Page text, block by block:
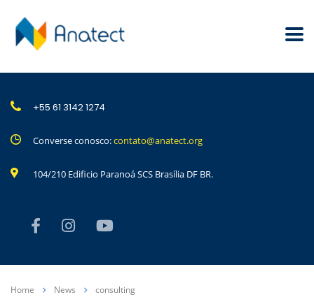
+55 61 3142 1274
Converse conosco:contato@anatect.org
104/210 Edificio Paranoá SCS Brasília DF BR.
Home News consulting